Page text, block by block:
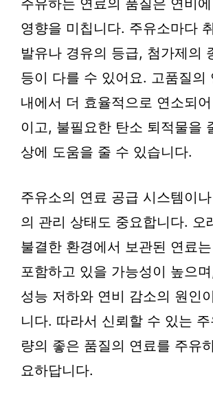
주유하는 연료의 품질은 연비
영향을 미칩니다. 주유소마다
발유나 경유의 등급, 첨가제의
등이 다를 수 있어요. 고품질의
내에서 더 효율적으로 연소되
이고, 불필요한 탄소 퇴적물을
상에 도움을 줄 수 있습니다.
주유소의 연료 공급 시스템이
의 관리 상태도 중요합니다. 오
불결한 환경에서 보관된 연료
포함하고 있을 가능성이 높으
성능 저하와 연비 감소의 원인
니다. 따라서 신뢰할 수 있는
량의 좋은 품질의 연료를 주유
요하답니다.